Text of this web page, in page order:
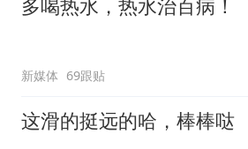
多喝热水，热水治百病！
新媒体 69跟贴
这滑的挺远的哈，棒棒哒